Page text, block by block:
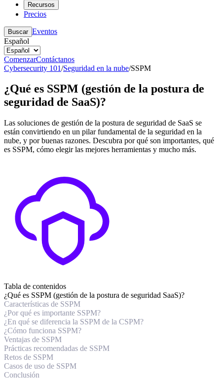
Recursos
Precios
Buscar Eventos
Español
ComenzarContáctanos
Cybersecurity 101/Seguridad en la nube/SSPM
¿Qué es SSPM (gestión de la postura de
seguridad de SaaS)?
Las soluciones de gestión de la postura de seguridad de SaaS se
están convirtiendo en un pilar fundamental de la seguridad en la
nube, y por buenas razones. Descubra por qué son importantes, qué
es SSPM, cómo elegir las mejores herramientas y mucho más.
Tabla de contenidos
¿Qué es SSPM (gestión de la postura de seguridad SaaS)?
Características de SSPM
¿Por qué es importante SSPM?
¿En qué se diferencia la SSPM de la CSPM?
¿Cómo funciona SSPM?
Ventajas de SSPM
Prácticas recomendadas de SSPM
Retos de SSPM
Casos de uso de SSPM
Conclusión